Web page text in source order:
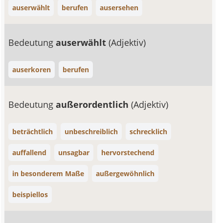
auserwählt berufen ausersehen
Bedeutungauserwählt(Adjektiv)
auserkoren berufen
Bedeutungaußerordentlich(Adjektiv)
beträchtlich unbeschreiblich schrecklich
auffallend unsagbar hervorstechend
in besonderem Maße außergewöhnlich
beispiellos